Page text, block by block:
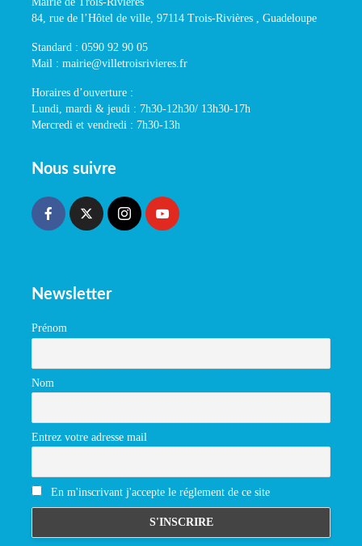
84, rue de l’Hôtel de ville, 97114 Trois-Rivières , Guadeloupe
Standard : 0590 92 90 05
Mail : mairie@villetroisrivieres.fr
Horaires d’ouverture :
Lundi, mardi & jeudi : 7h30-12h30/ 13h30-17h
Mercredi et vendredi : 7h30-13h
Nous suivre
Newsletter
Prénom
Nom
Entrez votre adresse mail
En m'inscrivant j'accepte le réglement de ce site